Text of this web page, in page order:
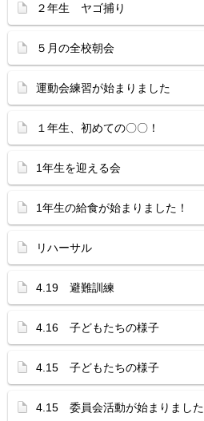
２年生 ヤゴ捕り
５月の全校朝会
運動会練習が始まりました
１年生、初めての〇〇！
1年生を迎える会
1年生の給食が始まりました！
リハーサル
4.19 避難訓練
4.16 子どもたちの様子
4.15 子どもたちの様子
4.15 委員会活動が始まりました